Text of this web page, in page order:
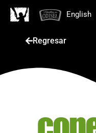
English
Regresar